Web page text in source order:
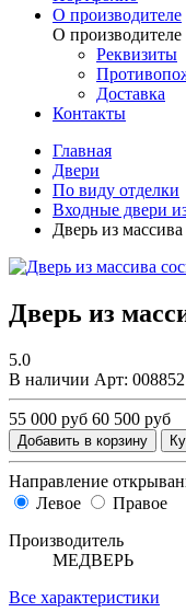
О производителе
О производителе
Реквизиты
Доставка
Контакты
Главная
Двери
По виду отделки
Входные двери
Дверь из
Дверь из
5.0
В наличии Арт: 008852
55 000 руб 60 500 руб
Добавить в корзину
Направление
Левое
Правое
Производитель
МЕДВЕРЬ
Все характеристики